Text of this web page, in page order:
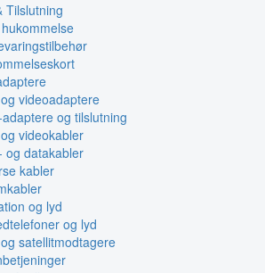
Tilslutning
videoadaptere
adaptere og tilslutning
videokabler
og datakabler
kabler
og lyd
og lyd
satellitmodtagere